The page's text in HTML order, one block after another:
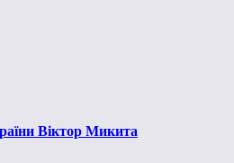
Віктор Микита